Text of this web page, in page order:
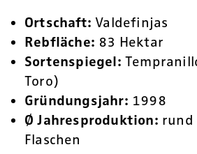
Ortschaft: Valdefinjas
Rebfläche: 83 Hektar
Sortenspiegel:
Toro)
Gründungsjahr: 1998
Ø Jahresproduktion: rund
Flaschen